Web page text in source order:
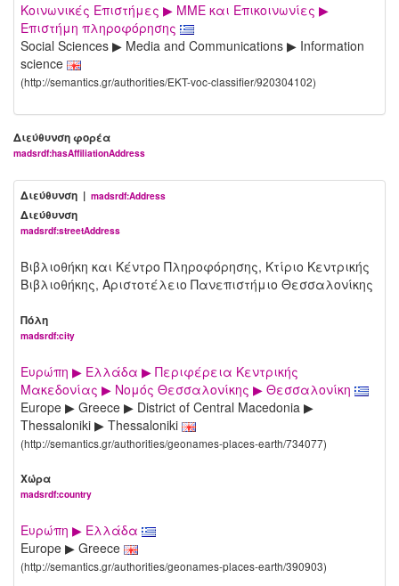
Κοινωνικές Επιστήμες ▶ ΜΜΕ και Επικοινωνίες ▶
Επιστήμη πληροφόρησης
Social Sciences ▶ Media and Communications ▶ Information
science
(http://semantics.gr/authorities/EKT-voc-classifier/920304102)
Διεύθυνση φορέα
madsrdf:hasAffiliationAddress
Διεύθυνση | madsrdf:Address
Διεύθυνση
madsrdf:streetAddress
Βιβλιοθήκη και Κέντρο Πληροφόρησης, Κτίριο Κεντρικής
Βιβλιοθήκης, Αριστοτέλειο Πανεπιστήμιο Θεσσαλονίκης
Πόλη
madsrdf:city
Ευρώπη ▶ Ελλάδα ▶ Περιφέρεια Κεντρικής
Μακεδονίας ▶ Νομός Θεσσαλονίκης ▶ Θεσσαλονίκη
Europe ▶ Greece ▶ District of Central Macedonia ▶
Thessaloniki ▶ Thessaloniki
(http://semantics.gr/authorities/geonames-places-earth/734077)
Χώρα
madsrdf:country
Ευρώπη ▶ Ελλάδα
Europe ▶ Greece
(http://semantics.gr/authorities/geonames-places-earth/390903)